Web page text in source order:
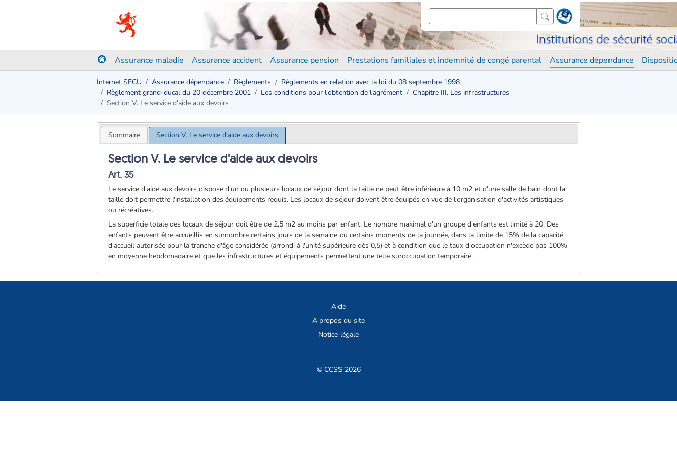
Assurance maladie Assurance accident Assurance pension Prestations familiales et indemnité de congé parental Assurance dépendance
Internet SECU Assurance dépendance Règlements
Règlements en relation avec la loi du 08 septembre 1998
Règlement grand-ducal du 20 décembre 2001
Les conditions pour l'obtention de l'agrément
Chapitre III. Les infrastructures
Section V. Le service d'aide aux devoirs
Sommaire Section V. Le service d'aide aux devoirs
Section V. Le service d'aide aux devoirs
Art. 35
Le service d'aide aux devoirs dispose d'un ou plusieurs locaux de séjour dont la taille ne peut être inférieure à 10 m2 et d'une salle de bain dont la
taille doit permettre l'installation des équipements requis. Les locaux de séjour doivent être équipés en vue de l'organisation d'activités artistiques
ou récréatives.
La superficie totale des locaux de séjour doit être de 2,5 m2 au moins par enfant. Le nombre maximal d'un groupe d'enfants est limité à 20. Des
enfants peuvent être accueillis en surnombre certains jours de la semaine ou certains moments de la journée, dans la limite de 15% de la capacité
d'accueil autorisée pour la tranche d'âge considérée (arrondi à l'unité supérieure dès 0,5) et à condition que le taux d'occupation n'excède pas 100%
en moyenne hebdomadaire et que les infrastructures et équipements permettent une telle suroccupation temporaire.
Aide
A propos du site
Notice légale
© CCSS 2026